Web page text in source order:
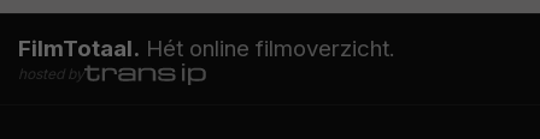
FilmTotaal. Hét online filmoverzicht.
hosted by